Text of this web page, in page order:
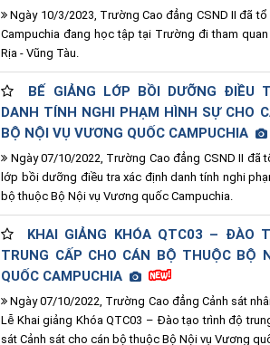
Ngày 10/3/2023, Trường Cao đẳng CSND II đã
Campuchia đang học tập tại Trường đi tham
Rịa - Vũng Tàu.
BẾ GIẢNG LỚP BỒI DƯỠNG ĐIỀU
DANH TÍNH NGHI PHẠM HÌNH SỰ CHO
BỘ NỘI VỤ VƯƠNG QUỐC CAMPUCHIA
Ngày 07/10/2022, Trường Cao đẳng CSND II đã
lớp bồi dưỡng điều tra xác định danh tính nghi
bộ thuộc Bộ Nội vụ Vương quốc Campuchia.
KHAI GIẢNG KHÓA QTC03 – ĐÀO
TRUNG CẤP CHO CÁN BỘ THUỘC BỘ
QUỐC CAMPUCHIA
Ngày 07/10/2022, Trường Cao đẳng Cảnh sát
Lễ Khai giảng Khóa QTC03 – Đào tạo trình độ
sát Cảnh sát cho cán bộ thuộc Bộ Nội vụ Vương